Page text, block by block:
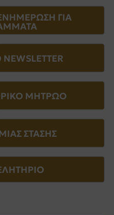
ΓΙΑ
ΜΗΤΡΩΟ
ΣΤΑΣΗΣ